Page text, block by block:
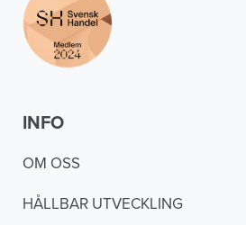
INFO
OM OSS
HÅLLBAR UTVECKLING